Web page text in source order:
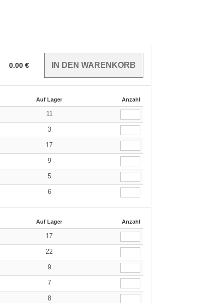
0.00 €
Auf Lager Anzahl
11
3
17
9
5
6
Auf Lager Anzahl
17
22
9
7
8